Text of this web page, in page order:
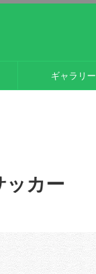
ギャラリー
ッカー